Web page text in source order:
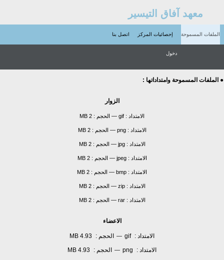
معهد آفاق التيسير
الملفات المسموحة إحصائيات المركز اتصل بنا
دخول
● الملفات المسموحة وامتداداتها :
الزوار
الامتداد : gif
— الحجم : 2 MB
الامتداد :png
— الحجم :2 MB
الامتداد :jpg
— الحجم :2 MB
الامتداد :jpeg
— الحجم :2 MB
الامتداد : bmp
— الحجم : 2 MB
الامتداد :zip
— الحجم :2 MB
الامتداد :rar
— الحجم :2 MB
الاعضاء
الامتداد : gif
— الحجم :
4.93 MB
الامتداد :
png
— الحجم :
4.93 MB